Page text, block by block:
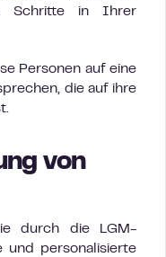
Schritte in Ihrer
Personen auf eine
die auf ihre
von
durch die LGM-
und personalisierte